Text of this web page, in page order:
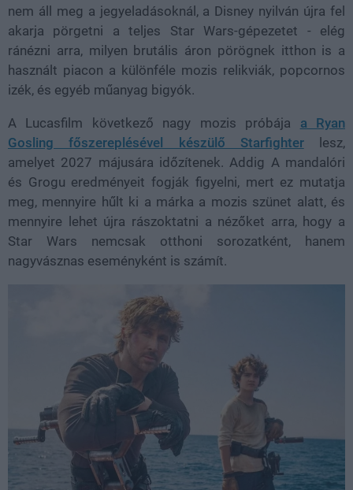
nem áll meg a jegyeladásoknál, a Disney nyilván újra fel
akarja pörgetni a teljes Star Wars-gépezetet - elég
ránézni arra, milyen brutális áron pörögnek itthon is a
használt piacon a különféle mozis relikviák, popcornos
izék, és egyéb műanyag bigyók.
A Lucasfilm következő nagy mozis próbája a Ryan
Gosling főszereplésével készülő Starfighterlesz,
amelyet 2027 májusára időzítenek. Addig A mandalóri
és Grogu eredményeit fogják figyelni, mert ez mutatja
meg, mennyire hűlt ki a márka a mozis szünet alatt, és
mennyire lehet újra rászoktatni a nézőket arra, hogy a
Star Wars nemcsak otthoni sorozatként, hanem
nagyvásznas eseményként is számít.